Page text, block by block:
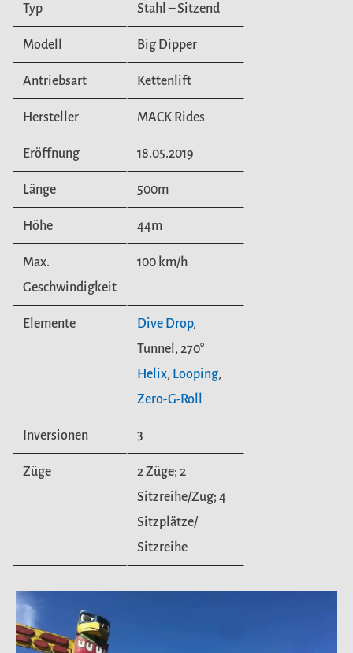
Typ Stahl – Sitzend
Modell Big Dipper
Antriebsart Kettenlift
Hersteller MACK Rides
Eröffnung 18.05.2019
Länge 500m
Höhe 44m
Max.
Geschwindigkeit
100 km/h
Elemente Dive Drop,
Tunnel, 270°
Helix, Looping,
Zero-G-Roll
Inversionen 3
Züge
2 Züge; 2
Sitzreihe/Zug; 4
Sitzplätze/
Sitzreihe